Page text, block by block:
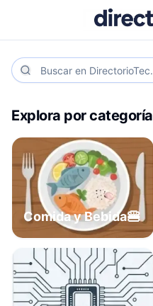
Explora por categoría
Comida y Bebida🍔